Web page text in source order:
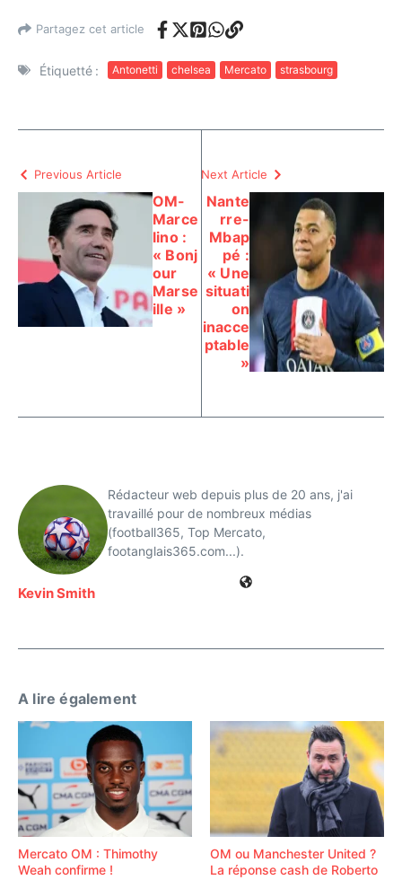
Partagez cet article
Étiquetté : Antonetti chelsea Mercato strasbourg
Previous Article
OM-
Marce
lino :
« Bonj
our
Marse
ille »
Next Article
Nante
rre-
Mbap
pé :
« Une
situati
on
inacce
ptable
»
Kevin Smith
Rédacteur web depuis plus de 20 ans, j'ai
travaillé pour de nombreux médias
(football365, Top Mercato,
footanglais365.com...).
A lire également
Mercato OM : Thimothy
Weah confirme !
OM ou Manchester United ?
La réponse cash de Roberto